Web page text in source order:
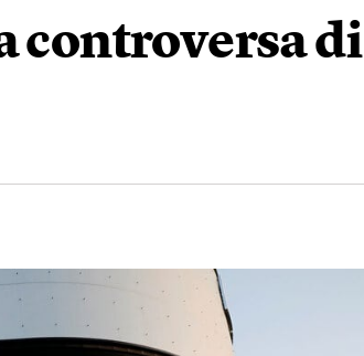
controversa di